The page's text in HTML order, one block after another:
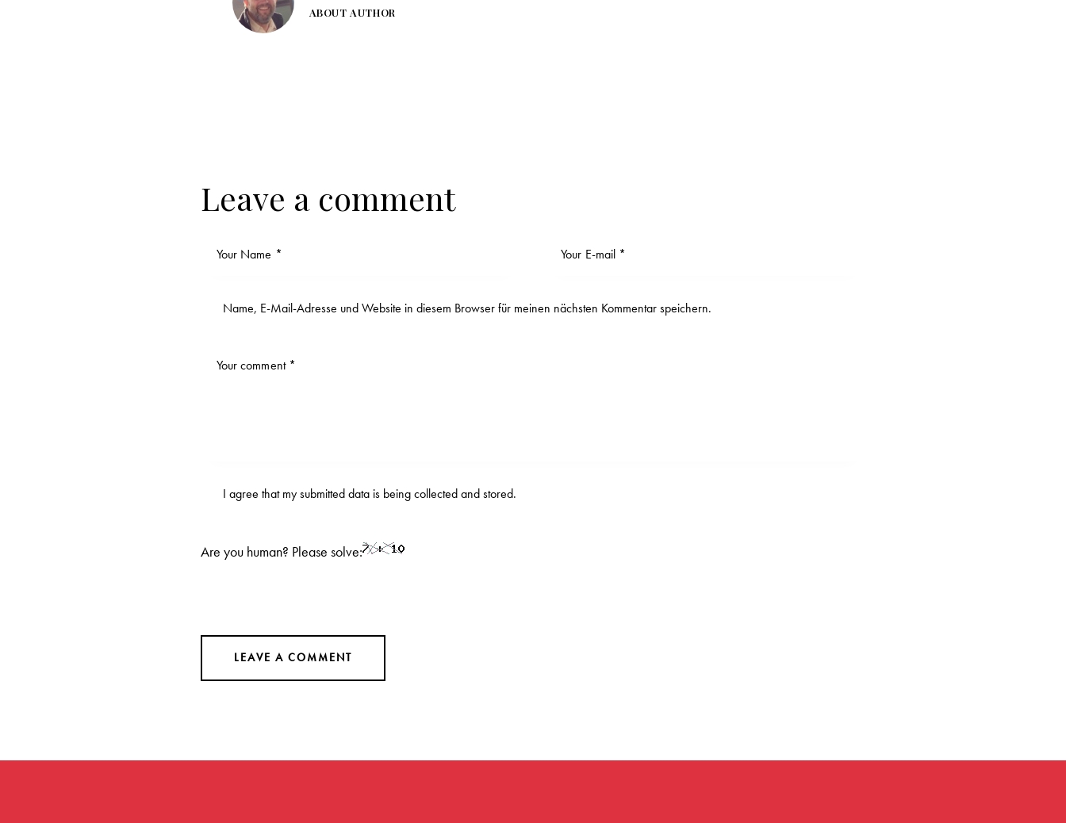
ABOUT AUTHOR
Leave a comment
Name, E-Mail-Adresse und Website in diesem Browser für meinen nächsten Kommentar speichern.
I agree that my submitted data is beingcollected and stored.
Are you human? Please solve: